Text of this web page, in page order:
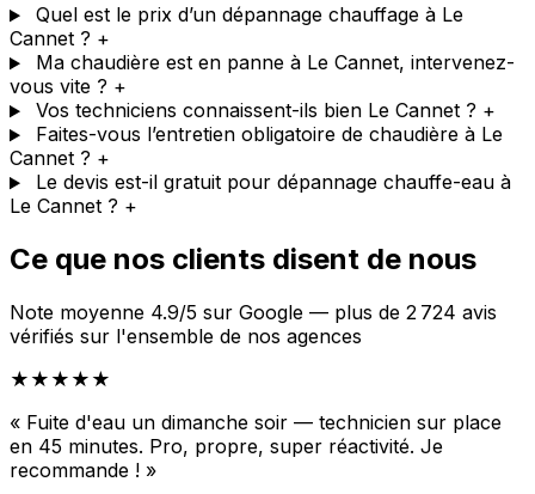
Quel est le prix d’un dépannage chauffage à Le
Cannet ? +
Ma chaudière est en panne à Le Cannet, intervenez-
vous vite ? +
Vos techniciens connaissent-ils bien Le Cannet ? +
Faites-vous l’entretien obligatoire de chaudière à Le
Cannet ? +
Le devis est-il gratuit pour dépannage chauffe-eau à
Le Cannet ? +
Ce que nos clients disent de nous
Note moyenne 4.9/5 sur Google — plus de 2 724 avis
vérifiés sur l'ensemble de nos agences
★★★★★
« Fuite d'eau un dimanche soir — technicien sur place
en 45 minutes. Pro, propre, super réactivité. Je
recommande ! »